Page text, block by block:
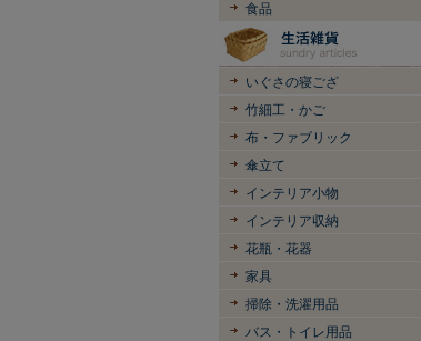
食品
いぐさの寝ござ
竹細工・かご
布・ファブリック
傘立て
インテリア小物
インテリア収納
花瓶・花器
家具
掃除・洗濯用品
バス・トイレ用品